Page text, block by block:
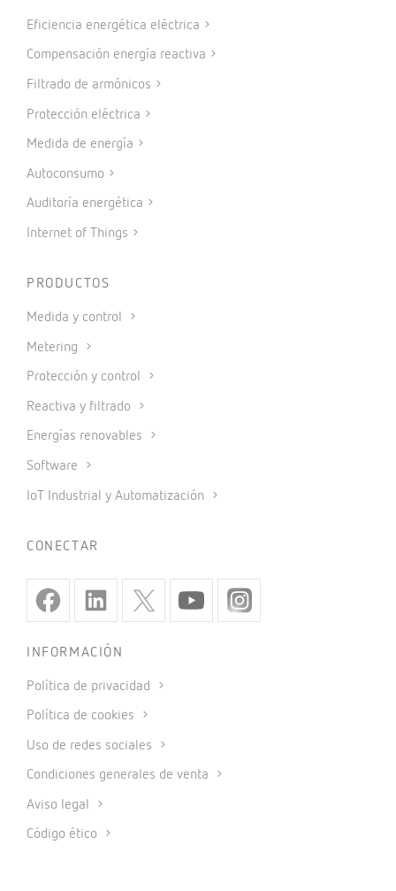
Eficiencia energética eléctrica
Compensación energía reactiva
Filtrado de armónicos
Protección eléctrica
Medida de energía
Autoconsumo
Auditoría energética
Internet of Things
PRODUCTOS
Medida y control
Metering
Protección y control
Reactiva y filtrado
Energías renovables
Software
IoT Industrial y Automatización
CONECTAR
INFORMACIÓN
Política de privacidad
Política de cookies
Uso de redes sociales
Condiciones generales de venta
Aviso legal
Código ético